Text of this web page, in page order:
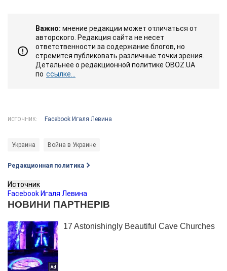
Важно: мнение редакции может отличаться от
авторского. Редакция сайта не несет
ответственности за содержание блогов, но
стремится публиковать различные точки зрения.
Детальнее о редакционной политике OBOZ.UA
по ссылке...
ИСТОЧНИК: Facebook Игаля Левина
Украина Война в Украине
Редакционная политика
Источник
Facebook Игаля Левина